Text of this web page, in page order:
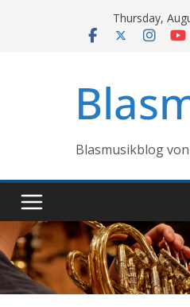
Thursday,
Blasmusikblog